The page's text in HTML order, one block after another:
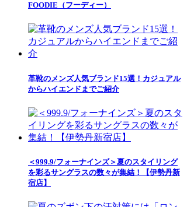
FOODIE（フーディー）
革靴のメンズ人気ブランド15選！カジュアル
からハイエンドまでご紹介
＜999.9/フォーナインズ＞夏のスタイリング
を彩るサングラスの数々が集結！【伊勢丹新
宿店】